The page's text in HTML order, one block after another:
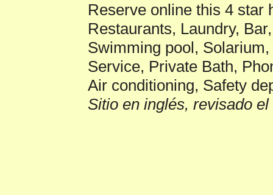
Reserve online this 4 star
Restaurants, Laundry,
Swimming pool,
Service, Private Bath,
Air conditioning, Safety
Sitio en inglés, revisado el